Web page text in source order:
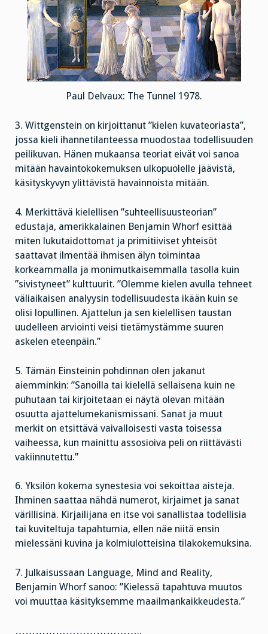
Paul Delvaux: The Tunnel 1978.
3. Wittgenstein on kirjoittanut ”kielen kuvateoriasta”,
jossa kieli ihannetilanteessa muodostaa todellisuuden
peilikuvan. Hänen mukaansa teoriat eivät voi sanoa
mitään havaintokokemuksen ulkopuolelle jäävistä,
käsityskyvyn ylittävistä havainnoista mitään.
4. Merkittävä kielellisen ”suhteellisuusteorian”
edustaja, amerikkalainen Benjamin Whorf esittää
miten lukutaidottomat ja primitiiviset yhteisöt
saattavat ilmentää ihmisen älyn toimintaa
korkeammalla ja monimutkaisemmalla tasolla kuin
”sivistyneet” kulttuurit. ”Olemme kielen avulla tehneet
väliaikaisen analyysin todellisuudesta ikään kuin se
olisi lopullinen. Ajattelun ja sen kielellisen taustan
uudelleen arviointi veisi tietämystämme suuren
askelen eteenpäin.”
5. Tämän Einsteinin pohdinnan olen jakanut
aiemminkin: ”Sanoilla tai kielellä sellaisena kuin ne
puhutaan tai kirjoitetaan ei näytä olevan mitään
osuutta ajattelumekanismissani. Sanat ja muut
merkit on etsittävä vaivalloisesti vasta toisessa
vaiheessa, kun mainittu assosioiva peli on riittävästi
vakiinnutettu.”
6. Yksilön kokema synestesia voi sekoittaa aisteja.
Ihminen saattaa nähdä numerot, kirjaimet ja sanat
värillisinä. Kirjailijana en itse voi sanallistaa todellisia
tai kuviteltuja tapahtumia, ellen näe niitä ensin
mielessäni kuvina ja kolmiulotteisina tilakokemuksina.
7. Julkaisussaan Language, Mind and Reality,
Benjamin Whorf sanoo: ”Kielessä tapahtuva muutos
voi muuttaa käsityksemme maailmankaikkeudesta.”
………………………………..